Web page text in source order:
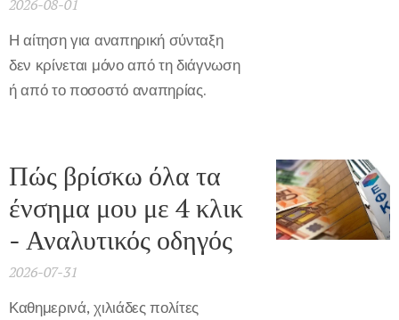
2026-08-01
Η αίτηση για αναπηρική σύνταξη
δεν κρίνεται μόνο από τη διάγνωση
ή από το ποσοστό αναπηρίας.
Πώς βρίσκω όλα τα
ένσημα μου με 4 κλικ
- Αναλυτικός οδηγός
2026-07-31
Καθημερινά, χιλιάδες πολίτες